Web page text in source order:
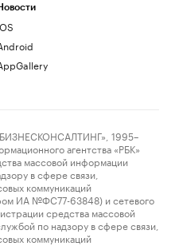
1995–
агентства «РБК»
массовой информации
в сфере связи,
коммуникаций
ИА №ФС77-63848) и сетевого
средства массовой
по надзору в сфере связи,
коммуникаций